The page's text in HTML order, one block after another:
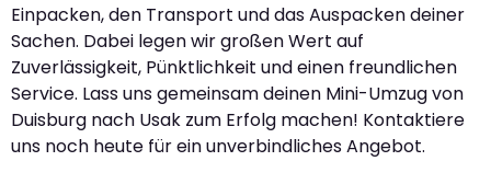
Einpacken, den Transport und das Auspacken deiner
Sachen. Dabei legen wir großen Wert auf
Zuverlässigkeit, Pünktlichkeit und einen freundlichen
Service. Lass uns gemeinsam deinen Mini-Umzug von
Duisburg nach Usak zum Erfolg machen! Kontaktiere
uns noch heute für ein unverbindliches Angebot.